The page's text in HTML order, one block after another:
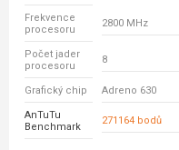
Frekvence
procesoru
2800 MHz
Počet jader
procesoru
8
Grafický chip Adreno 630
AnTuTu
Benchmark
271164 bodů